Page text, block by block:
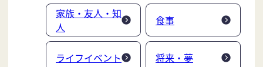
家族・友人・知
人
食事
ライフイベント 将来・夢